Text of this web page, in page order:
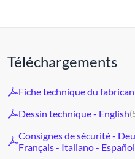
Téléchargements
Fiche technique du
Dessin technique - English
Consignes de sécurité -
Français - Italiano - Español